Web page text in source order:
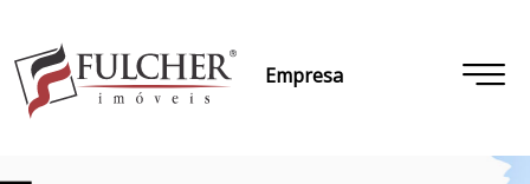
Empresa